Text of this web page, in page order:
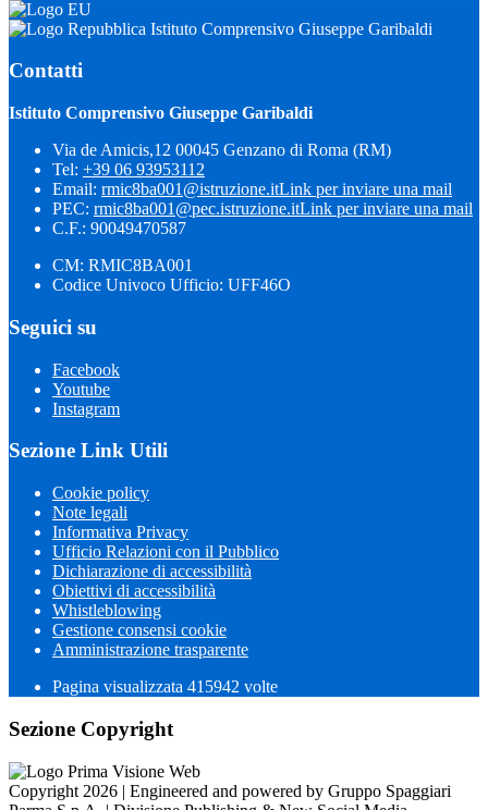
Istituto Comprensivo Giuseppe Garibaldi
Contatti
Istituto Comprensivo Giuseppe Garibaldi
Via de Amicis,12 00045 Genzano di Roma (RM)
Tel: +39 06 93953112
Email: rmic8ba001@istruzione.itLink per inviare una mail
PEC: rmic8ba001@pec.istruzione.itLink per inviare una mail
C.F.: 90049470587
CM: RMIC8BA001
Codice Univoco Ufficio: UFF46O
Seguici su
Facebook
Youtube
Instagram
Sezione Link Utili
Cookie policy
Note legali
Informativa Privacy
Ufficio Relazioni con il Pubblico
Dichiarazione di accessibilità
Obiettivi di accessibilità
Whistleblowing
Gestione consensi cookie
Amministrazione trasparente
Pagina visualizzata 415942 volte
Sezione Copyright
Copyright 2026 | Engineered and powered by Gruppo Spaggiari